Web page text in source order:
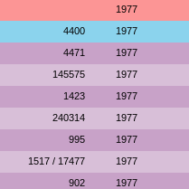
1977
4400 1977
4471 1977
145575 1977
1423 1977
240314 1977
995 1977
1517 / 17477 1977
902 1977